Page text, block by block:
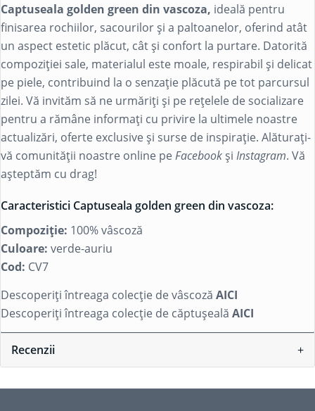
Captuseala golden green din vascoza, ideală pentru
finisarea rochiilor, sacourilor și a paltoanelor, oferind atât
un aspect estetic plăcut, cât și confort la purtare. Datorită
compoziției sale, materialul este moale, respirabil și delicat
pe piele, contribuind la o senzație plăcută pe tot parcursul
zilei. Vă invităm să ne urmăriți și pe rețelele de socializare
pentru a rămâne informați cu privire la ultimele noastre
actualizări, oferte exclusive și surse de inspirație. Alăturați-
vă comunității noastre online peFacebook și Instagram. Vă
așteptăm cu drag!
Caracteristici Captuseala golden green din vascoza:
Compoziție: 100% vâscoză
Culoare: verde-auriu
Cod: CV7
Descoperiți întreaga colecție de vâscoză AICI
Descoperiți întreaga colecție de căptușeală AICI
Recenzii